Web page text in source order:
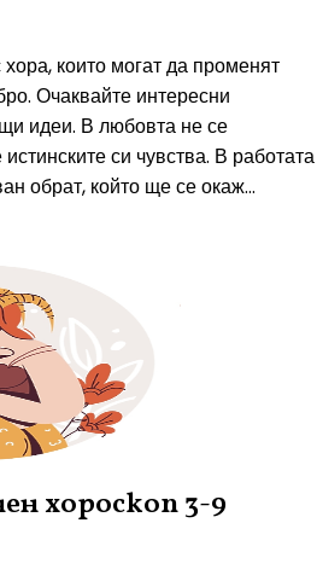
които могат да променят
Очаквайте интересни
идеи. В любовта не се
си чувства. В работата
обрат, който ще се окаж...
хороскоп 3-9